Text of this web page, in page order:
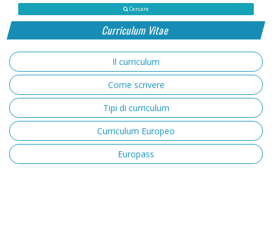
Cercare
Curriculum Vitae
Il curriculum
Come scrivere
Tipi di curriculum
Curriculum Europeo
Europass